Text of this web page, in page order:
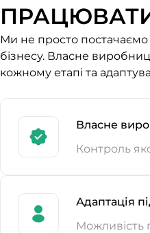
Ми не просто
бізнесу. Власне
кожному етапі та
Власне
Контроль
Адаптація
Можливість